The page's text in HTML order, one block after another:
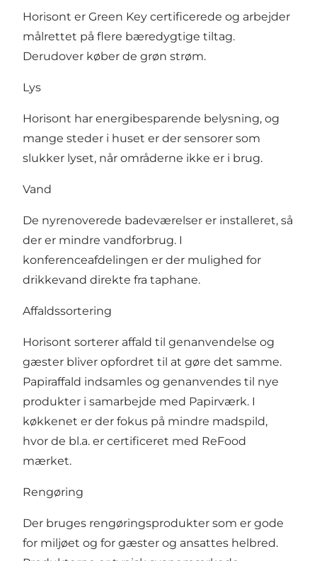
Horisont er Green Key certificerede og arbejder
målrettet på flere bæredygtige tiltag.
Derudover køber de grøn strøm.
Lys
Horisont har energibesparende belysning, og
mange steder i huset er der sensorer som
slukker lyset, når områderne ikke er i brug.
Vand
De nyrenoverede badeværelser er installeret, så
der er mindre vandforbrug. I
konferenceafdelingen er der mulighed for
drikkevand direkte fra taphane.
Affaldssortering
Horisont sorterer affald til genanvendelse og
gæster bliver opfordret til at gøre det samme.
Papiraffald indsamles og genanvendes til nye
produkter i samarbejde med Papirværk. I
køkkenet er der fokus på mindre madspild,
hvor de bl.a. er certificeret med ReFood
mærket.
Rengøring
Der bruges rengøringsprodukter som er gode
for miljøet og for gæster og ansattes helbred.